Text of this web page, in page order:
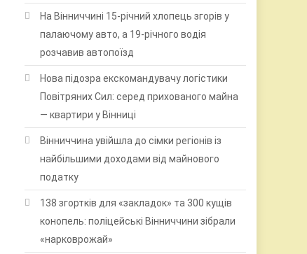
На Вінниччині 15-річний хлопець згорів у
палаючому авто, а 19-річного водія
розчавив автопоїзд
Нова підозра екскомандувачу логістики
Повітряних Сил: серед прихованого майна
— квартири у Вінниці
Вінниччина увійшла до сімки регіонів із
найбільшими доходами від майнового
податку
138 згортків для «закладок» та 300 кущів
конопель: поліцейські Вінниччини зібрали
«нарковрожай»